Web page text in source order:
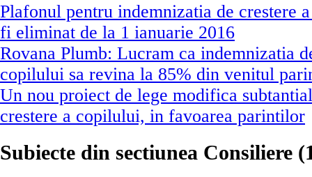
Plafonul pentru indemnizatia de crestere
fi eliminat de la 1 ianuarie 2016
Rovana Plumb: Lucram ca indemnizatia
copilului sa revina la 85% din venitul
Un nou proiect de lege modifica
crestere a copilului, in favoarea parintilor
Subiecte din sectiunea Consiliere